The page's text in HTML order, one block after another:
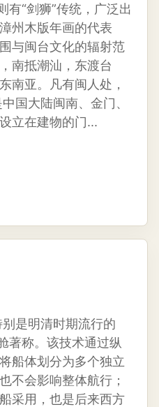
有“剑狮”传统，广泛出
州木版年画的代表
与闽台文化的辐射范
南抵潮汕，东渡台
南亚。凡有闽人处，
国大陆闽南、金门、
立在建物的门...
是明清时期流行的
著称。该技术通过纵
船体划分为多个独立
不会影响整体航行；
采用，也是后来西方